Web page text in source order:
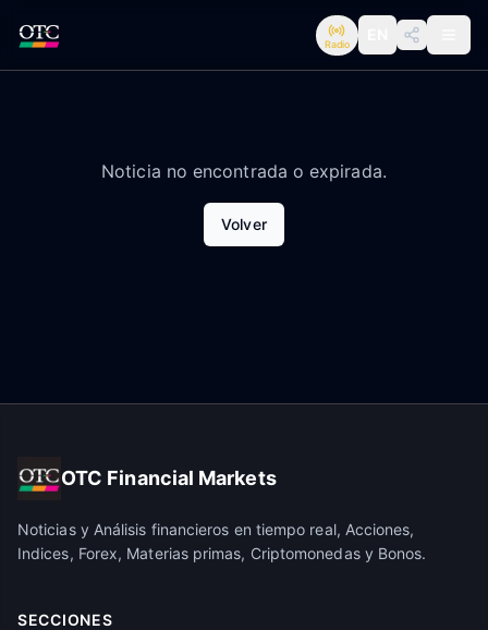
Radio
Noticia no encontrada o expirada.
Volver
OTC Financial Markets
Noticias y Análisis financieros en tiempo real, Acciones,
Indices, Forex, Materias primas, Criptomonedas y Bonos.
SECCIONES